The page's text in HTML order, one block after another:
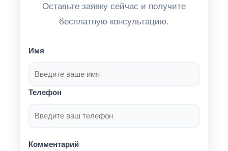
Оставьте заявку сейчас и получите
бесплатную консультацию.
Имя
Телефон
Комментарий